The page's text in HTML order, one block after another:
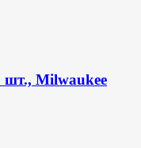
шт., Milwaukee